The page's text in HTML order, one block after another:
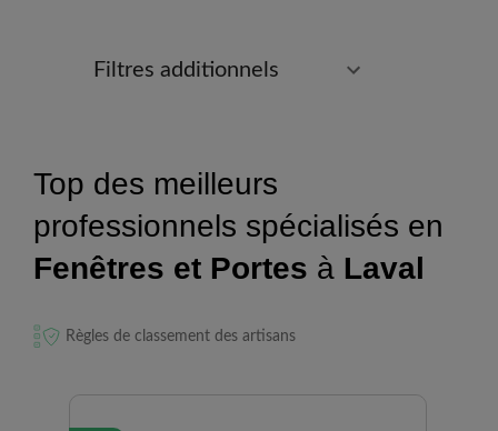
Filtres additionnels
Top des meilleurs
professionnels spécialisés en
Fenêtres et Portes à Laval
Règles de classement des artisans